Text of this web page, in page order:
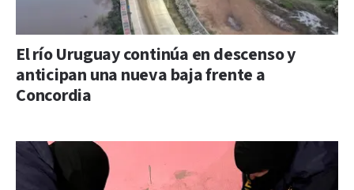
El río Uruguay continúa en descenso y
anticipan una nueva baja frente a
Concordia